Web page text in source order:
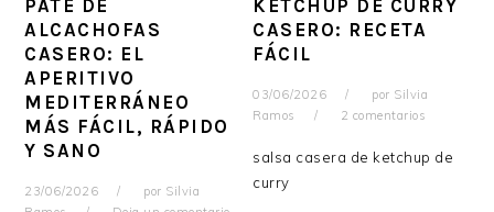
PATÉ DE
ALCACHOFAS
CASERO: EL
APERITIVO
MEDITERRÁNEO
MÁS FÁCIL, RÁPIDO
Y SANO
23/06/2026 por Silvia
KETCHUP DE CURRY
CASERO: RECETA
FÁCIL
03/06/2026 por Silvia
Ramos
2 comentarios
salsa casera de ketchup de
curry